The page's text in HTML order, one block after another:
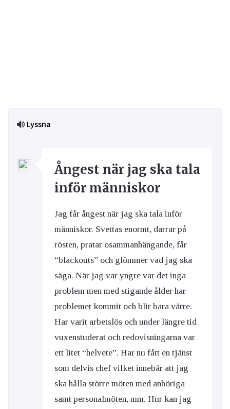
Lyssna
Ångest när jag ska tala
inför människor
Jag får ångest när jag ska tala inför
människor. Svettas enormt, darrar på
rösten, pratar osammanhängande, får
“blackouts” och glömmer vad jag ska
säga. När jag var yngre var det inga
problem men med stigande ålder har
problemet kommit och blir bara värre.
Har varit arbetslös och under längre tid
vuxenstuderat och redovisningarna var
ett litet “helvete”. Har nu fått en tjänst
som delvis chef vilket innebär att jag
ska hålla större möten med anhöriga
samt personalmöten, mm. Hur kan jag